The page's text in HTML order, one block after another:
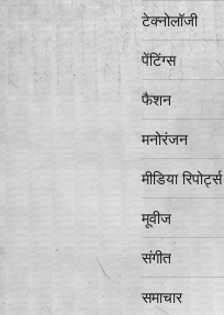
टेक्नोलॉजी
पेंटिंग्स
फैशन
मनोरंजन
मीडिया रिपोर्ट्स
मूवीज
संगीत
समाचार